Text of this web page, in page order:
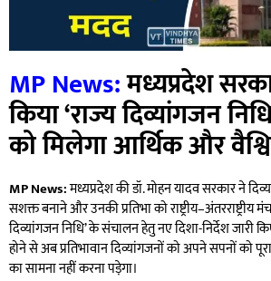
MP News:मध्यप्रदेश
किया ‘राज्य दिव्यांगजन
को मिलेगा आर्थिक और
MP News:मध्यप्रदेश की डॉ. मोहन यादव सरकार ने
सशक्त बनाने और उनकी प्रतिभा को राष्ट्रीय–अंतरराष्ट्रीय
दिव्यांगजन निधि’ के संचालन हेतु नए दिशा-निर्देश जारी
होने से अब प्रतिभावान दिव्यांगजनों को अपने सपनों को
का सामना नहीं करना पड़ेगा।